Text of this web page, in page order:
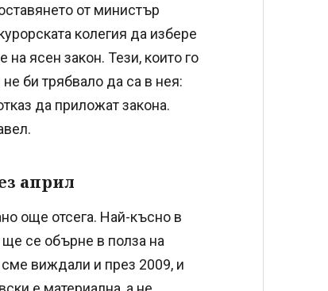
от министър
колегия да избере
ясен закон. Тези, които го
би трябвало да са в нея:
да приложат закона.
април
още отсега. Най-късно в
се обърне в полза на
виждали и през 2009, и